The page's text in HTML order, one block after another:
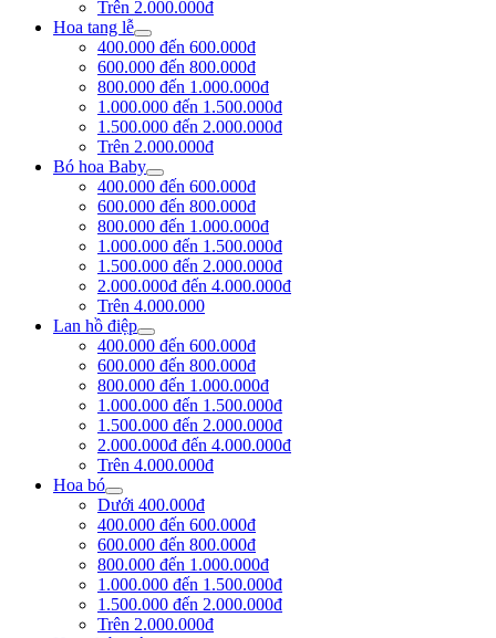
Trên 2.000.000đ
Hoa tang lễ
400.000 đến 600.000đ
600.000 đến 800.000đ
800.000 đến 1.000.000đ
1.000.000 đến 1.500.000đ
1.500.000 đến 2.000.000đ
Trên 2.000.000đ
Bó hoa Baby
400.000 đến 600.000đ
600.000 đến 800.000đ
800.000 đến 1.000.000đ
1.000.000 đến 1.500.000đ
1.500.000 đến 2.000.000đ
2.000.000đ đến 4.000.000đ
Trên 4.000.000
Lan hồ điệp
400.000 đến 600.000đ
600.000 đến 800.000đ
800.000 đến 1.000.000đ
1.000.000 đến 1.500.000đ
1.500.000 đến 2.000.000đ
2.000.000đ đến 4.000.000đ
Trên 4.000.000đ
Hoa bó
Dưới 400.000đ
400.000 đến 600.000đ
600.000 đến 800.000đ
800.000 đến 1.000.000đ
1.000.000 đến 1.500.000đ
1.500.000 đến 2.000.000đ
Trên 2.000.000đ